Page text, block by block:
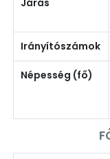
Irányítószámok
Népesség (fő)